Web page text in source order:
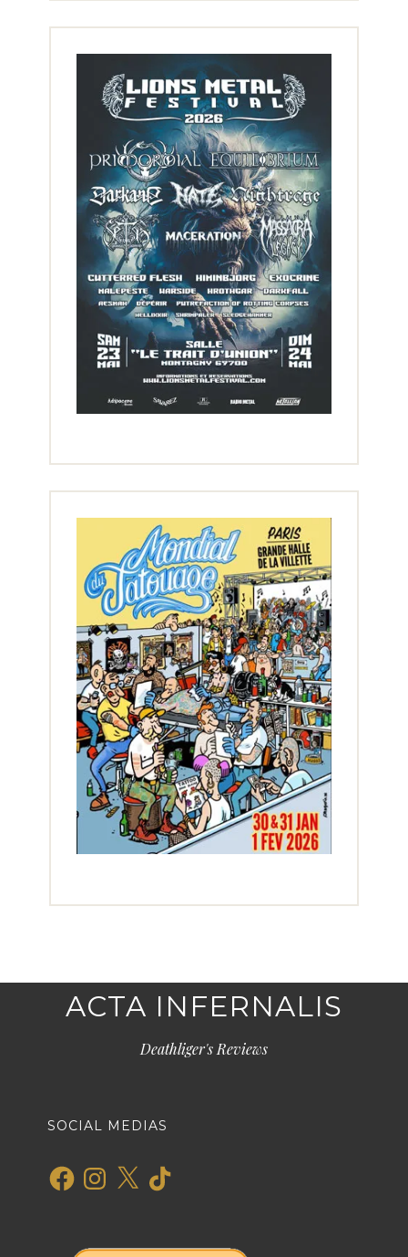
ACTA INFERNALIS
Deathliger's Reviews
SOCIAL MEDIAS
FacebookInstagram
X TikTok